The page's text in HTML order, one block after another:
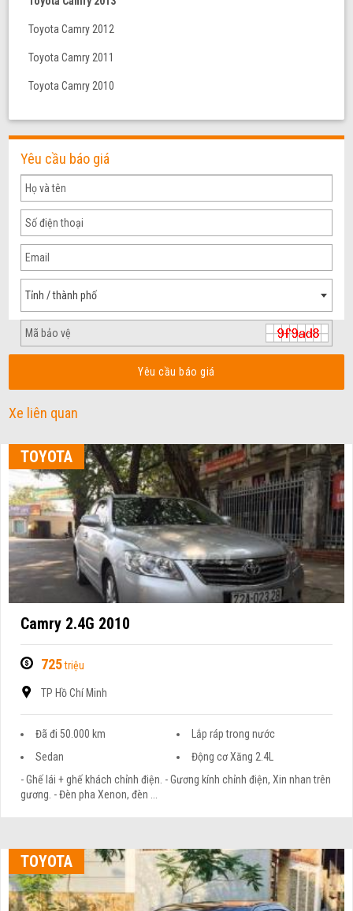
Toyota Camry 2012
Toyota Camry 2011
Toyota Camry 2010
Yêu cầu báo giá
Tỉnh / thành phố
Yêu cầu báo giá
Xe liên quan
TOYOTA
Camry 2.4G 2010
725triệu
TP Hồ Chí Minh
Đã đi 50.000 km
Lắp ráp trong nước
Sedan
Động cơ Xăng 2.4L
- Ghế lái + ghế khách chỉnh điện. - Gương kính chỉnh điện, Xin nhan trên
gương. - Đèn pha Xenon, đèn ...
TOYOTA